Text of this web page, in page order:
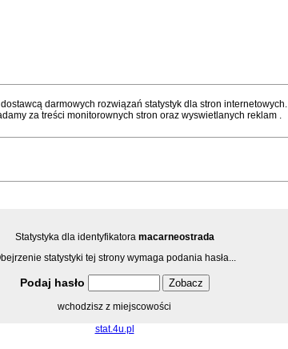
darmowych rozwiązań statystyk dla stron internetowych.
za treści monitorownych stron oraz wyswietlanych reklam .
Statystyka dla identyfikatora macarneostrada
statystyki tej strony wymaga podania hasła...
Podaj hasło
wchodzisz z miejscowości
stat.4u.pl